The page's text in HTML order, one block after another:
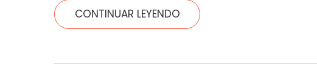
CONTINUAR LEYENDO